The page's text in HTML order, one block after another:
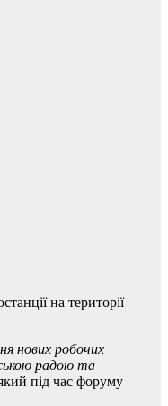
на території
нових робочих
радою та
під час форуму